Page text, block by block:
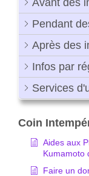
Avant des
Pendant
Après des
Infos par
Services
Coin
Aides aux
Kumamoto
Faire un